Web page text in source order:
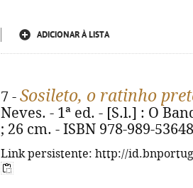
ADICIONAR À LISTA
7 - Sosileto, o ratinho
Neves. - 1ª ed. - [S.l.] : O
; 26 cm. - ISBN 978-989-
Link persistente: http://